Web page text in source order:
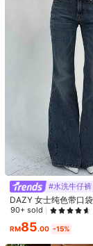
4.92
4.92
4.92
k***a
4.92
4.92
#水洗牛仔裤
DAZY 女士纯色带口
裤
90+ sold
RM85.00 -15%